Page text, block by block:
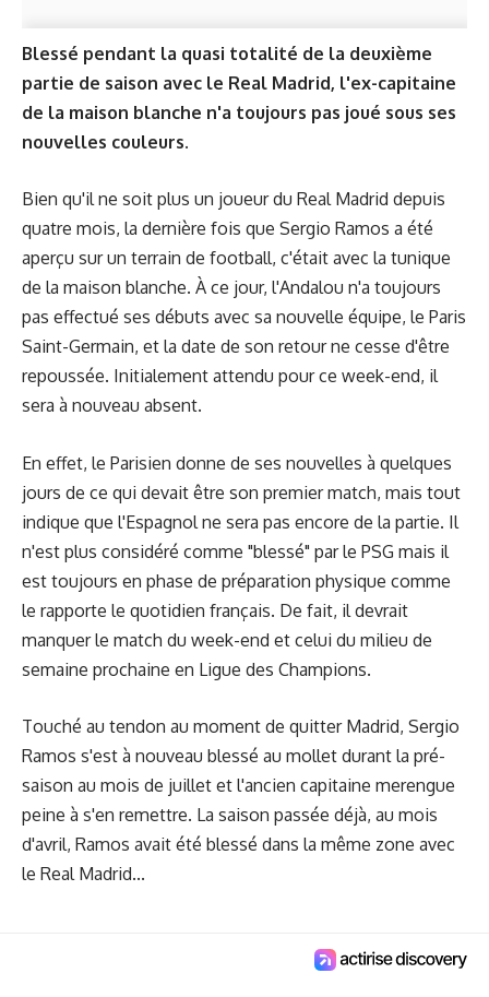
Blessé pendant la quasi totalité de la deuxième
partie de saison avec le Real Madrid, l'ex-capitaine
de la maison blanche n'a toujours pas joué sous ses
nouvelles couleurs.
Bien qu'il ne soit plus un joueur du Real Madrid depuis
quatre mois, la dernière fois que Sergio Ramos a été
aperçu sur un terrain de football, c'était avec la tunique
de la maison blanche. À ce jour, l'Andalou n'a toujours
pas effectué ses débuts avec sa nouvelle équipe, le Paris
Saint-Germain, et la date de son retour ne cesse d'être
repoussée. Initialement attendu pour ce week-end, il
sera à nouveau absent.
En effet, le Parisien donne de ses nouvelles à quelques
jours de ce qui devait être son premier match, mais tout
indique que l'Espagnol ne sera pas encore de la partie. Il
n'est plus considéré comme "blessé" par le PSG mais il
est toujours en phase de préparation physique comme
le rapporte le quotidien français. De fait, il devrait
manquer le match du week-end et celui du milieu de
semaine prochaine en Ligue des Champions.
Touché au tendon au moment de quitter Madrid, Sergio
Ramos s'est à nouveau blessé au mollet durant la pré-
saison au mois de juillet et l'ancien capitaine merengue
peine à s'en remettre. La saison passée déjà, au mois
d'avril, Ramos avait été blessé dans la même zone avec
le Real Madrid...